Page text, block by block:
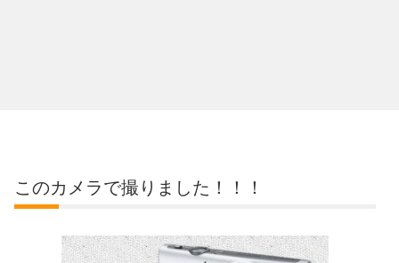
このカメラで撮りました！！！